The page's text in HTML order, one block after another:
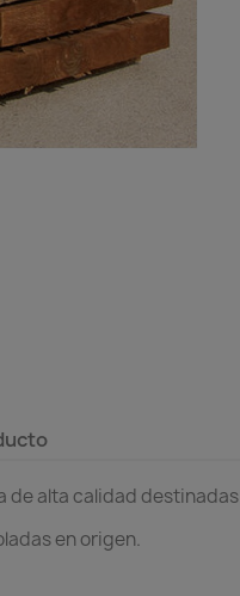
de alta calidad
en origen.